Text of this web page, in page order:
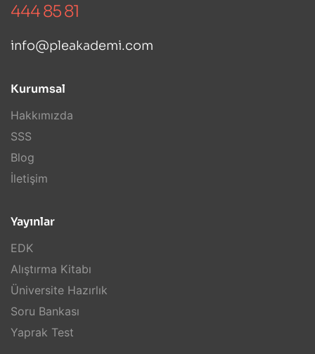
444 85 81
info@pleakademi.com
Kurumsal
Hakkımızda
SSS
Blog
İletişim
Yayınlar
EDK
Alıştırma Kitabı
Üniversite Hazırlık
Soru Bankası
Yaprak Test